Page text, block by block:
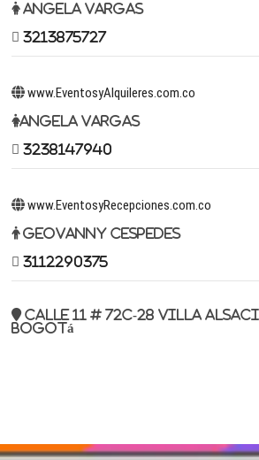
Angela Vargas
3213875727
www.EventosyAlquileres.com.co
Angela Vargas
3238147940
www.EventosyRecepciones.com.co
Geovanny Cespedes
3112290375
Calle 11 # 72c-28 Villa
Bogotá